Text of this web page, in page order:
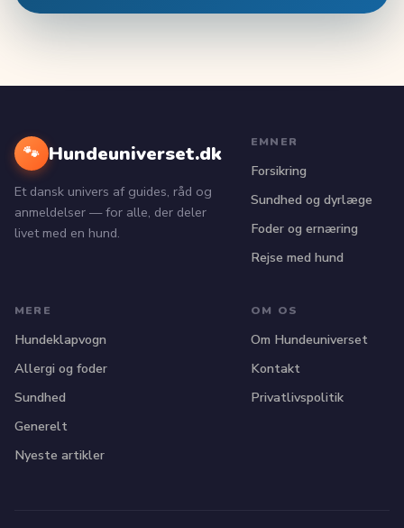
🐾 Hundeuniverset.dk
Et dansk univers af guides, råd og
anmeldelser — for alle, der deler
livet med en hund.
EMNER
Forsikring
Sundhed og dyrlæge
Foder og ernæring
Rejse med hund
MERE
Hundeklapvogn
Allergi og foder
Sundhed
Generelt
Nyeste artikler
OM OS
Om Hundeuniverset
Kontakt
Privatlivspolitik